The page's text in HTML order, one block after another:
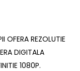
OFERA REZOLUTIE
DIGITALA
1080P.